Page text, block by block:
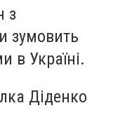
з
зумовить
в Україні.
Діденко